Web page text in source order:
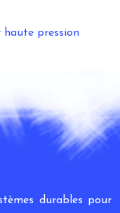
pression
durables pour